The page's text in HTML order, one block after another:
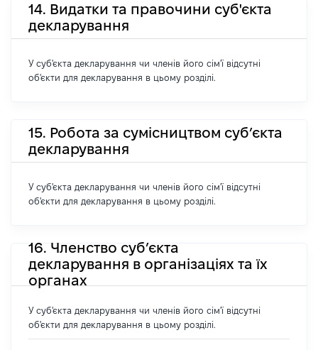
14. Видатки та правочини суб'єкта
декларування
У суб'єкта декларування чи членів його сім'ї відсутні
об'єкти для декларування в цьому розділі.
15. Робота за сумісництвом суб’єкта
декларування
У суб'єкта декларування чи членів його сім'ї відсутні
об'єкти для декларування в цьому розділі.
16. Членство суб’єкта
декларування в організаціях та їх
органах
У суб'єкта декларування чи членів його сім'ї відсутні
об'єкти для декларування в цьому розділі.